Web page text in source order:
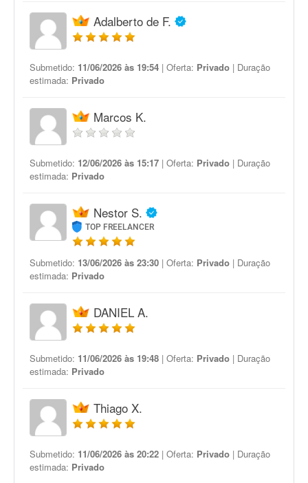
Adalberto de F.
Submetido: 11/06/2026 às 19:54 | Oferta: Privado | Duração
estimada: Privado
Marcos K.
Submetido: 12/06/2026 às 15:17 | Oferta: Privado | Duração
estimada: Privado
Nestor S.
TOP FREELANCER
Submetido: 13/06/2026 às 23:30 | Oferta: Privado | Duração
estimada: Privado
DANIEL A.
Submetido: 11/06/2026 às 19:48 | Oferta: Privado | Duração
estimada: Privado
Thiago X.
Submetido: 11/06/2026 às 20:22 | Oferta: Privado | Duração
estimada: Privado